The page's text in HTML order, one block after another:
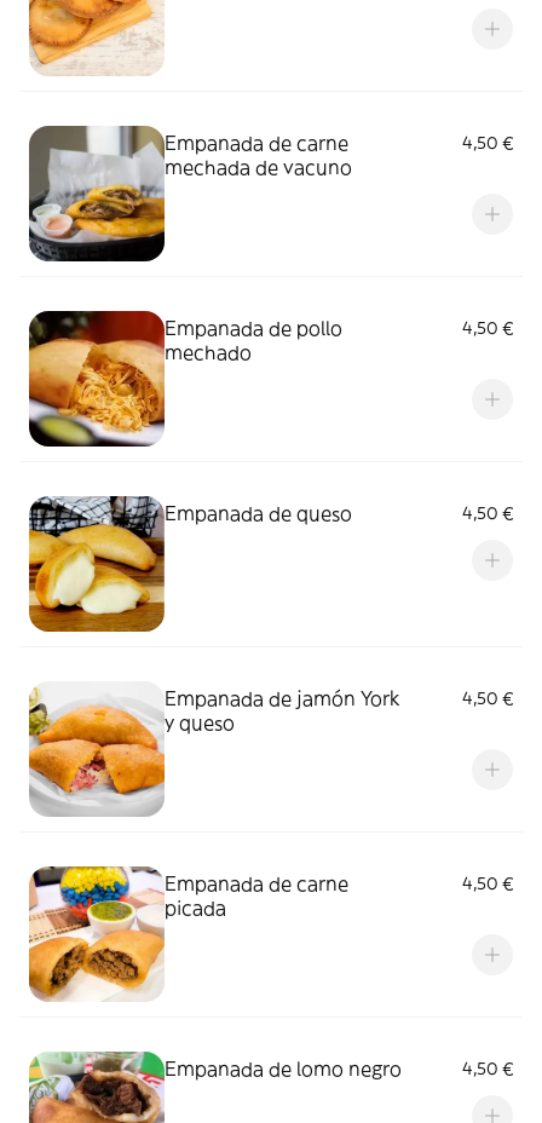
Empanada de carne
mechada de vacuno
4,50 €
Empanada de pollo
mechado
4,50 €
Empanada de queso 4,50 €
Empanada de jamón York
y queso
4,50 €
Empanada de carne
picada
4,50 €
Empanada de lomo negro 4,50 €